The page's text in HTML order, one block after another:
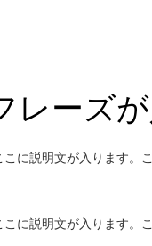
レーズ
に説明文が入ります。
に説明文が入ります。